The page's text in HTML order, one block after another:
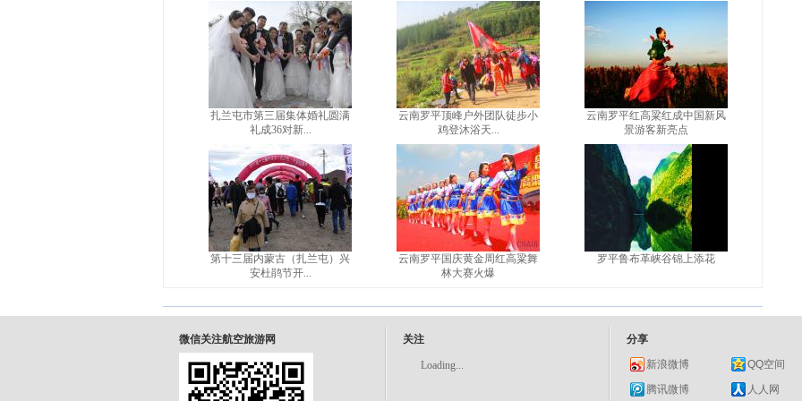
扎兰屯市第三届集体婚礼圆满
礼成36对新...
第十三届内蒙古（扎兰屯）兴
安杜鹃节开...
云南罗平顶峰户外团队徒步小
鸡登沐浴天...
云南罗平国庆黄金周红高粱舞
林大赛火爆
云南罗平红高粱红成中国新风
景游客新亮点
罗平鲁布革峡谷锦上添花
微信关注航空旅游网 关注
Loading...
分享
新浪微博
QQ空间
腾讯微博
人人网